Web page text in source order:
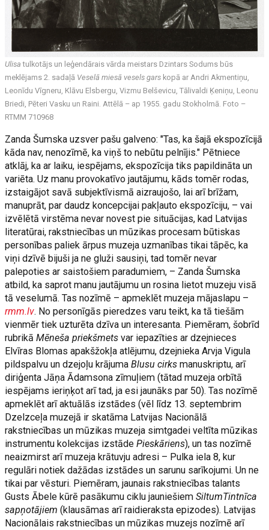
Ulisa tulkotājs un leģendārais vārda meistars Dzintars Sodums būs
meklējams 2. sadaļā Veselā miesā vesels gars kopā ar Andri Akmentiņu,
Leonīdu Vīgneru, Klāvu Elsbergu, Vizmu Belševicu, Tālivaldi Ķeniņu, Leonu
Briedi, Pēteri Vasku un Raini. Attēlā – ap 1955. gadu Stokholmā. Foto –
RTMM 710968
Zanda Šumska uzsver pašu galveno: "Tas, ka šajā ekspozīcijā
kāda nav, nenozīmē, ka viņš to nebūtu pelnījis." Pētniece
atklāj, ka ar laiku, iespējams, ekspozīcija tiks papildināta un
variēta. Uz manu provokatīvo jautājumu, kāds tomēr rodas,
izstaigājot savā subjektīvismā aizraujošo, lai arī brīžam,
manuprāt, par daudz koncepcijai pakļauto ekspozīciju, – vai
izvēlētā virstēma nevar novest pie situācijas, kad Latvijas
literatūrai, rakstniecības un mūzikas procesam būtiskas
personības paliek ārpus muzeja uzmanības tikai tāpēc, ka
viņi dzīvē bijuši ja ne gluži sausiņi, tad tomēr nevar
palepoties ar saistošiem paradumiem, – Zanda Šumska
atbild, ka saprot manu jautājumu un rosina lietot muzeju visā
tā veselumā. Tas nozīmē – apmeklēt muzeja mājaslapu –
rmm.lv. No personīgās pieredzes varu teikt, ka tā tiešām
vienmēr tiek uzturēta dzīva un interesanta. Piemēram, šobrīd
rubrikāMēneša priekšmets var iepazīties ar dzejnieces
Elvīras Blomas apakšžokļa atlējumu, dzejnieka Arvja Vigula
pildspalvu un dzejoļu krājumaBlusu cirks manuskriptu, arī
diriģenta Jāņa Ādamsona zīmuļiem (tātad muzeja orbītā
iespējams ieriņķot arī tad, ja esi jaunāks par 50). Tas nozīmē
apmeklēt arī aktuālās izstādes (vēl līdz 13. septembrim
Dzelzceļa muzejā ir skatāma Latvijas Nacionālā
rakstniecības un mūzikas muzeja simtgadei veltīta mūzikas
instrumentu kolekcijas izstādePieskāriens), un tas nozīmē
neaizmirst arī muzeja krātuvju adresi – Pulka iela 8, kur
regulāri notiek dažādas izstādes un sarunu sarīkojumi. Un ne
tikai par vēsturi. Piemēram, jaunais rakstniecības talants
Gusts Ābele kūrē pasākumu ciklu jauniešiemSiltumTintnīca
sapņotājiem (klausāmas arī raidieraksta epizodes). Latvijas
Nacionālais rakstniecības un mūzikas muzejs nozīmē arī